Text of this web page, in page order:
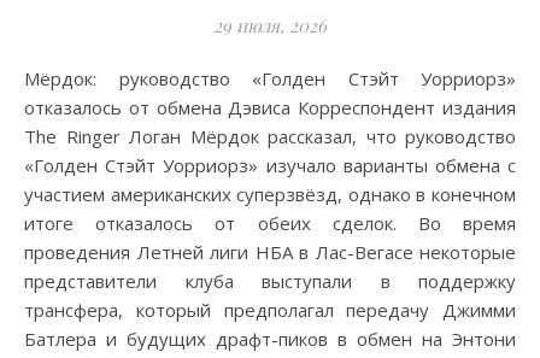
29 июля, 2026
Мёрдок: руководство «Голден Стэйт Уорриорз»
отказалось от обмена Дэвиса Корреспондент издания
The Ringer Логан Мёрдок рассказал, что руководство
«Голден Стэйт Уорриорз» изучало варианты обмена с
участием американских суперзвёзд, однако в конечном
итоге отказалось от обеих сделок. Во время
проведения Летней лиги НБА в Лас-Вегасе некоторые
представители клуба выступали в поддержку
трансфера, который предполагал передачу Джимми
Батлера и будущих драфт-пиков в обмен на Энтони